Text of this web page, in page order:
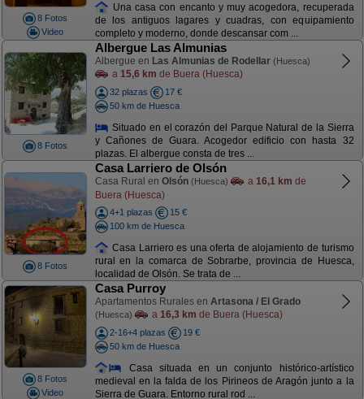
8 Fotos
Video
Una casa con encanto y muy acogedora, recuperada
de los antiguos lagares y cuadras, con equipamiento
completo y moderno, donde descansar com ...
8 Fotos
Albergue Las Almunias
Albergue en Las Almunias de Rodellar (Huesca)
a 15,6 km de Buera (Huesca)
32 plazas
17 €
50 km de Huesca
Situado en el corazón del Parque Natural de la Sierra
y Cañones de Guara. Acogedor edificio con hasta 32
plazas. El albergue consta de tres ...
8 Fotos
Casa Larriero de Olsón
Casa Rural en Olsón (Huesca) a 16,1 km de
Buera (Huesca)
4+1 plazas
15 €
100 km de Huesca
Casa Larriero es una oferta de alojamiento de turismo
rural en la comarca de Sobrarbe, provincia de Huesca,
localidad de Olsón. Se trata de ...
8 Fotos
Video
Casa Purroy
Apartamentos Rurales en Artasona / El Grado
(Huesca) a 16,3 km de Buera (Huesca)
2-16+4 plazas
19 €
50 km de Huesca
Casa situada en un conjunto histórico-artístico
medieval en la falda de los Pirineos de Aragón junto a la
Sierra de Guara. Entorno rural rod ...